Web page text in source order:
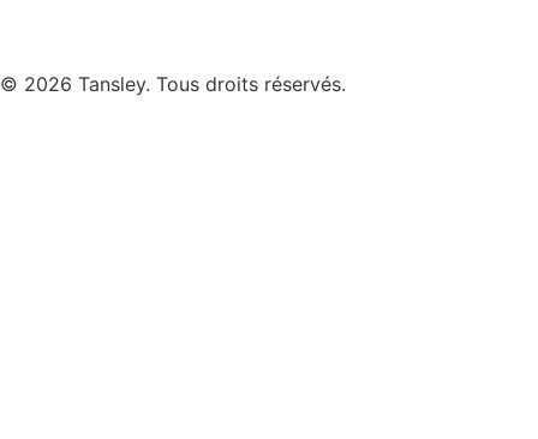
© 2026 Tansley. Tous droits réservés.